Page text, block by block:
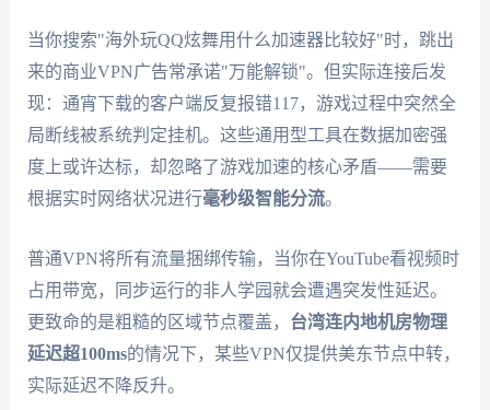
当你搜索"海外玩QQ炫舞用什么加速器比较好"时，跳出
来的商业VPN广告常承诺"万能解锁"。但实际连接后发
现：通宵下载的客户端反复报错117，游戏过程中突然全
局断线被系统判定挂机。这些通用型工具在数据加密强
度上或许达标，却忽略了游戏加速的核心矛盾——需要
根据实时网络状况进行毫秒级智能分流。
普通VPN将所有流量捆绑传输，当你在YouTube看视频时
占用带宽，同步运行的非人学园就会遭遇突发性延迟。
更致命的是粗糙的区域节点覆盖， 台湾连内地机房物理
延迟超100ms的情况下，某些VPN仅提供美东节点中转，
实际延迟不降反升。